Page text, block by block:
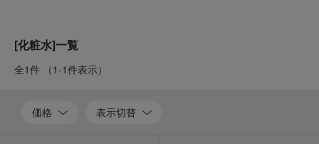
[化粧水]一覧
全1件 （1-1件表示）
価格 表示切替